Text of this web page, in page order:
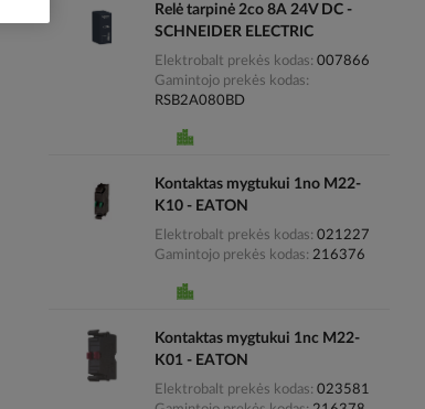
Relė tarpinė 2co 8A 24V DC -
SCHNEIDER ELECTRIC
Elektrobalt prekės kodas 007866
Gamintojo prekės kodas
RSB2A080BD
Kontaktas mygtukui 1no M22-
K10 - EATON
Elektrobalt prekės kodas 021227
Gamintojo prekės kodas
216376
Kontaktas mygtukui 1nc M22-
K01 - EATON
Elektrobalt prekės kodas 023581